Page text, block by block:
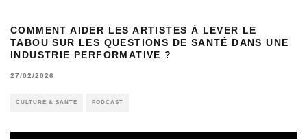
COMMENT AIDER LES ARTISTES À LEVER LE
TABOU SUR LES QUESTIONS DE SANTÉ DANS UNE
INDUSTRIE PERFORMATIVE ?
27/02/2026
CULTURE & SANTÉ PODCAST